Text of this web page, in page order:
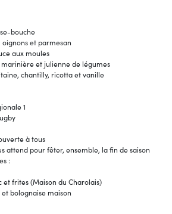
bouche
et parmesan
aux moules
marinière et julienne de légumes
chantilly, ricotta et vanille
1
à tous
attend pour fêter, ensemble, la fin de saison
:
frites (Maison du Charolais)
bolognaise maison